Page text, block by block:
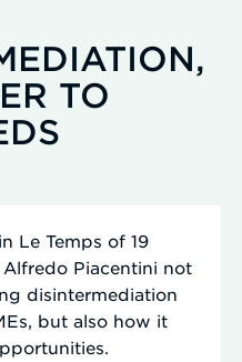
TO
Le Temps of 19
Alfredo Piacentini not
disintermediation
but also how it